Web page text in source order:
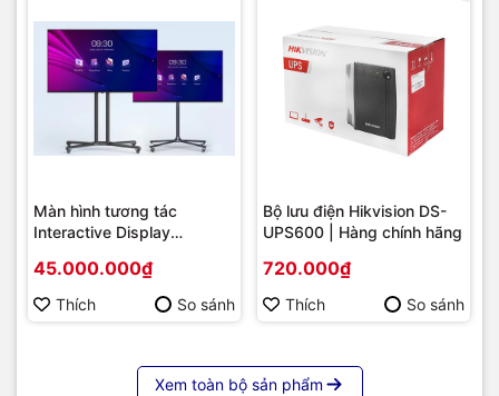
Màn hình tương tác
Interactive Display
86 | Cấu hình cao cấp |
Hàng chính hãng
45.000.000₫
Thích So sánh
Bộ lưu điện Hikvision DS-
UPS600 | Hàng chính hãng
720.000₫
Thích So sánh
Xem toàn bộ sản phẩm